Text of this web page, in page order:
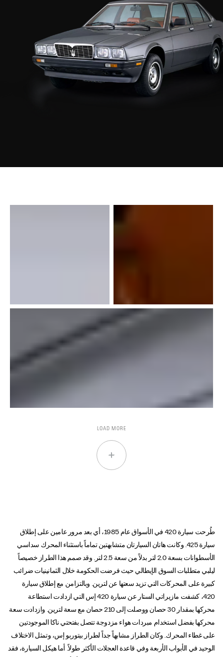
LOAD MORE
طُرحت سيارة 420 في الأسواق عام 1985، أي بعد مرور عامين على إطلاق
سيارة 425. وكانت هاتان السيارتان متشابهتين تماماً باستثناء المحرك سداسي
الأسطوانات بسعة 2.0 لتر بدلاً من سعة 2.5 لتر. وقد صمم هذا الطراز خصيصاً
ليلبي متطلبات السوق الإيطالي حيث فرضت الحكومة خلال الثمانينيات ضرائب
كبيرة على المحركات التي تزيد سعتها عن لترين. وبالتزامن مع إطلاق سيارة
420، كشفت مازيراتي الستار عن سيارة 420 إس التي ازدادت استطاعة
محركها بمقدار 30 حصان ووصلت إلى 210 حصان مع سعة لترين. وازدادت سعة
محركها بفضل استخدام مبردات هواء مزدوجة تتصل بفتحتي ناكا الموجودتين
على غطاء المحرك. وكان الطراز مشابهاً جداً لطراز بيتوربو إس، وتمثل الاختلاف
الوحيد في الأبواب الأربعة وفي قاعدة العجلات الأكثر طولاً. أما هيكل السيارة، فقد